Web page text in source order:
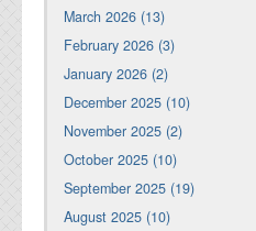
March 2026 (13)
February 2026 (3)
January 2026 (2)
December 2025 (10)
November 2025 (2)
October 2025 (10)
September 2025 (19)
August 2025 (10)